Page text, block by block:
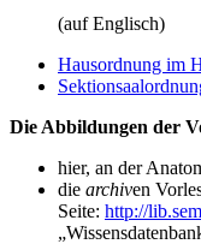
(auf Englisch)
Hausordnung im
Die Abbildungen der
hier, an der
die archiven
Seite: http://